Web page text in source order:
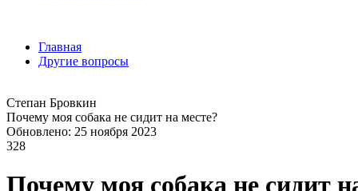
Главная
Другие вопросы
Степан Бровкин
Почему моя собака не сидит на месте?
Обновлено: 25 ноября 2023
328
Почему моя собака не сидит